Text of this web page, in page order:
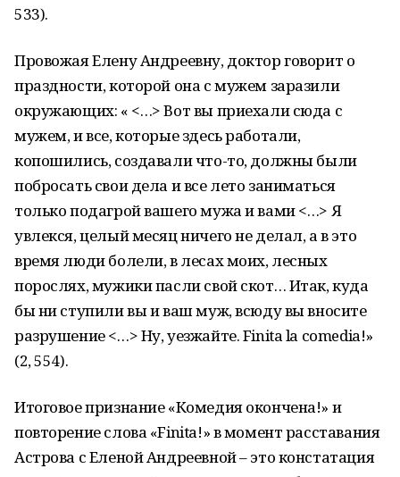
533).
Провожая Елену Андреевну, доктор говорит о
праздности, которой она с мужем заразили
окружающих: « <…> Вот вы приехали сюда с
мужем, и все, которые здесь работали,
копошились, создавали что-то, должны были
побросать свои дела и все лето заниматься
только подагрой вашего мужа и вами <…> Я
увлекся, целый месяц ничего не делал, а в это
время люди болели, в лесах моих, лесных
порослях, мужики пасли свой скот… Итак, куда
бы ни ступили вы и ваш муж, всюду вы вносите
разрушение <…> Ну, уезжайте. Finita la comedia!»
(2, 554).
Итоговое признание «Комедия окончена!» и
повторение слова «Finita!» в момент расставания
Астрова с Еленой Андреевной – это констатация